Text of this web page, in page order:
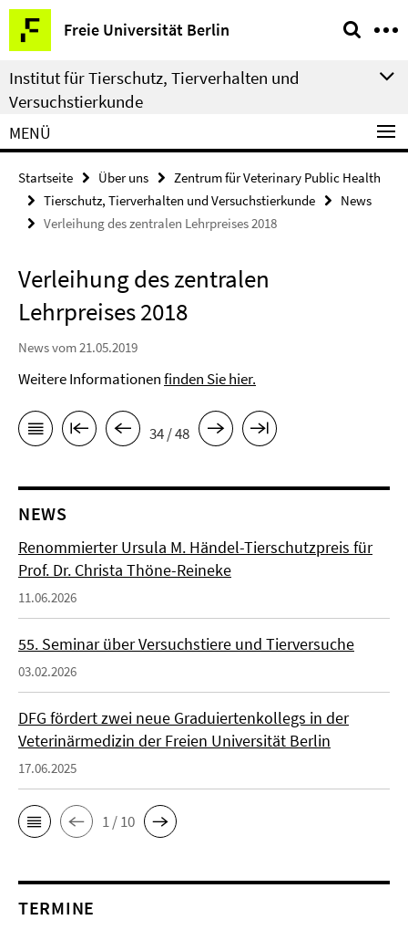
Springe
direkt
zu
Inhalt
Freie Universität Berlin
Service-
Navigation
Institut für Tierschutz, Tierverhalten und
Versuchstierkunde
MENÜ
Startseite Über uns
Zentrum für Veterinary Public Health
Tierschutz, Tierverhalten und Versuchstierkunde
News
Verleihung des zentralen Lehrpreises 2018
Verleihung des zentralen
Lehrpreises 2018
News vom 21.05.2019
Weitere Informationenfinden Sie hier.
34 / 48
NEWS
Renommierter Ursula M. Händel-Tierschutzpreis für
Prof. Dr. Christa Thöne-Reineke
11.06.2026
55. Seminar über Versuchstiere und Tierversuche
03.02.2026
DFG fördert zwei neue Graduiertenkollegs in der
Veterinärmedizin der Freien Universität Berlin
17.06.2025
1 / 10
TERMINE